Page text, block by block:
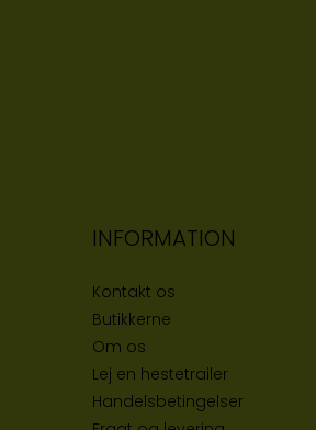
INFORMATION
Kontakt os
Butikkerne
Om os
Lej en hestetrailer
Handelsbetingelser